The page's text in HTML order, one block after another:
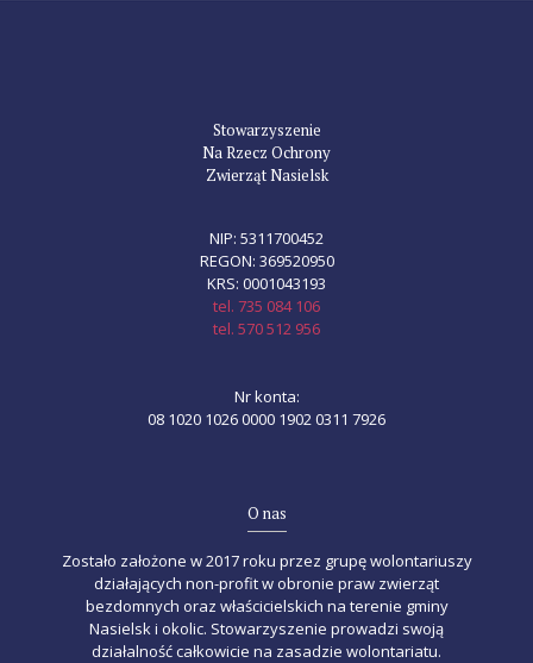
Stowarzyszenie
Na Rzecz Ochrony
Zwierząt Nasielsk
NIP: 5311700452
REGON: 369520950
KRS: 0001043193
tel. 735 084 106
tel. 570 512 956
Nr konta:
08 1020 1026 0000 1902 0311 7926
O nas
Zostało założone w 2017 roku przez grupę wolontariuszy
działających non-profit w obronie praw zwierząt
bezdomnych oraz właścicielskich na terenie gminy
Nasielsk i okolic. Stowarzyszenie prowadzi swoją
działalność całkowicie na zasadzie wolontariatu.